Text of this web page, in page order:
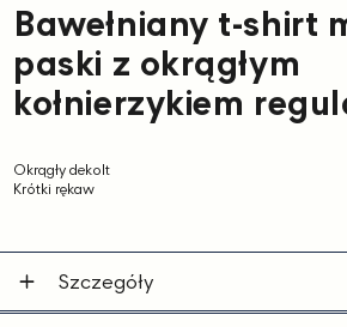
Bawełniany t-shirt
paski z okrągłym
kołnierzykiem
Okrągły dekolt
Krótki rękaw
Szczegóły